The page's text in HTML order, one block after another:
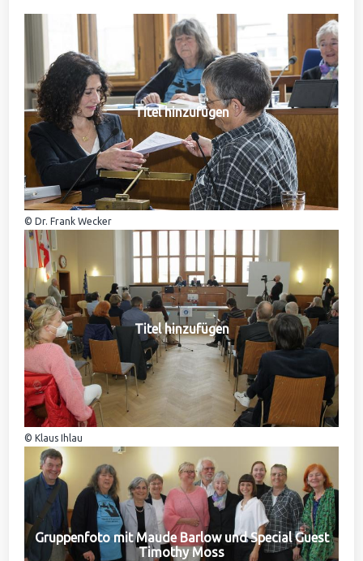
Titel hinzufügen
© Dr. Frank Wecker
Titel hinzufügen
© Klaus Ihlau
Gruppenfoto mit Maude Barlow und Special Guest
Timothy Moss